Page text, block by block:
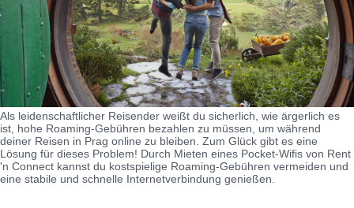
Als leidenschaftlicher Reisender weißt du sicherlich, wie ärgerlich es
ist, hohe Roaming-Gebühren bezahlen zu müssen, um während
deiner Reisen in Prag online zu bleiben. Zum Glück gibt es eine
Lösung für dieses Problem! Durch Mieten eines Pocket-Wifis von Rent
'n Connect kannst du kostspielige Roaming-Gebühren vermeiden und
eine stabile und schnelle Internetverbindung genießen.